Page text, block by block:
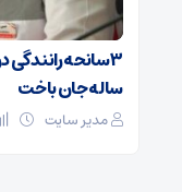
ساله جان باخت
مدیر سایت